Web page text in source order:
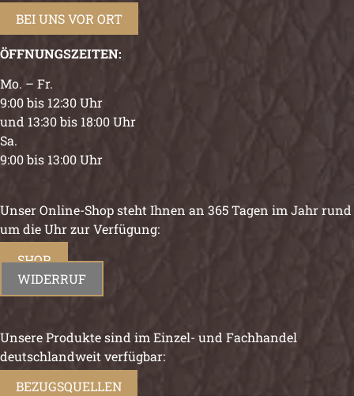
BEI UNS VOR ORT
ÖFFNUNGSZEITEN:
Mo. – Fr.
9:00 bis 12:30 Uhr
und 13:30 bis 18:00 Uhr
Sa.
9:00 bis 13:00 Uhr
Unser Online-Shop steht Ihnen an 365 Tagen im Jahr rund
um die Uhr zur Verfügung:
SHOP
WIDERRUF
Unsere Produkte sind im Einzel- und Fachhandel
deutschlandweit verfügbar:
BEZUGSQUELLEN